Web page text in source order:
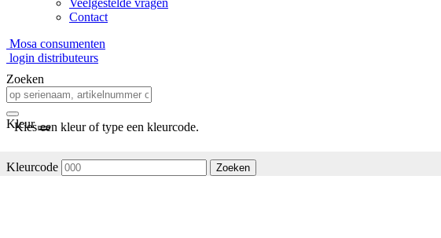
Veelgestelde vragen
Contact
Mosa consumenten
login distributeurs
Zoeken
Kleur
Kies een kleur of type een kleurcode.
Kleurcode Zoeken